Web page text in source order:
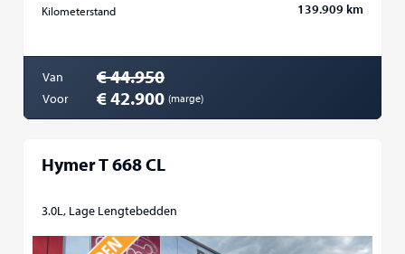
Kilometerstand 139.909 km
Van € 44.950
Voor € 42.900 (marge)
Hymer T 668 CL
3.0L, Lage Lengtebedden